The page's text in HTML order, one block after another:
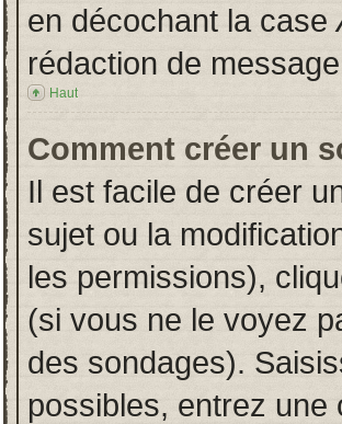
en décochant la case
rédaction de
Haut
Comment créer un
Il est facile de créer
sujet ou la
les permissions),
(si vous ne le voyez
des sondages).
possibles, entrez une